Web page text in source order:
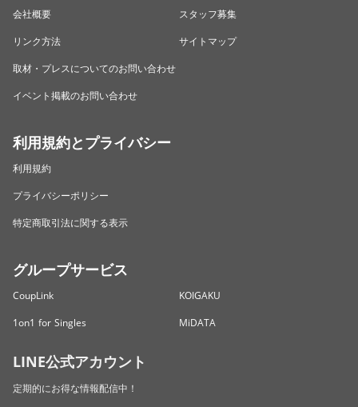
会社概要
スタッフ募集
リンク方法
サイトマップ
取材・プレスについてのお問い合わせ
イベント掲載のお問い合わせ
利用規約とプライバシー
利用規約
プライバシーポリシー
特定商取引法に関する表示
グループサービス
CoupLink
KOIGAKU
1on1 for Singles
MiDATA
LINE公式アカウント
定期的にお得な情報配信中！